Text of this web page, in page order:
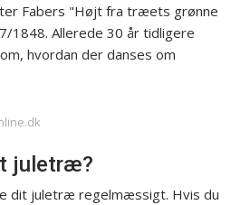
Fabers "Højt fra træets grønne
1848. Allerede 30 år tidligere
hvordan der danses om
juletræ?
dit juletræ regelmæssigt. Hvis du